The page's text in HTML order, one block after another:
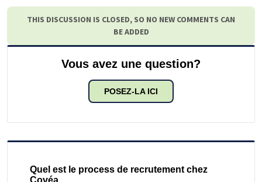
THIS DISCUSSION IS CLOSED, SO NO NEW COMMENTS CAN
BE ADDED
Vous avez une question?
POSEZ-LA ICI
Quel est le process de recrutement chez
Covéa